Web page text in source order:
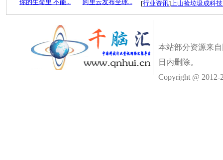
你的生命里 不能... 阿里云发布全球... [行业资讯]上山捡垃圾成科
本站部分资源来
日内删除。
Copyright @ 2012-